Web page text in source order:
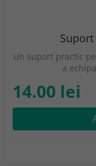
Un suport practic
a
14.00 lei